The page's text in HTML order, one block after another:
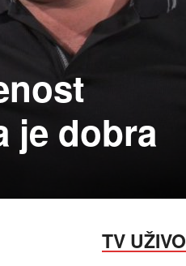
je dobra
TV UŽIVO